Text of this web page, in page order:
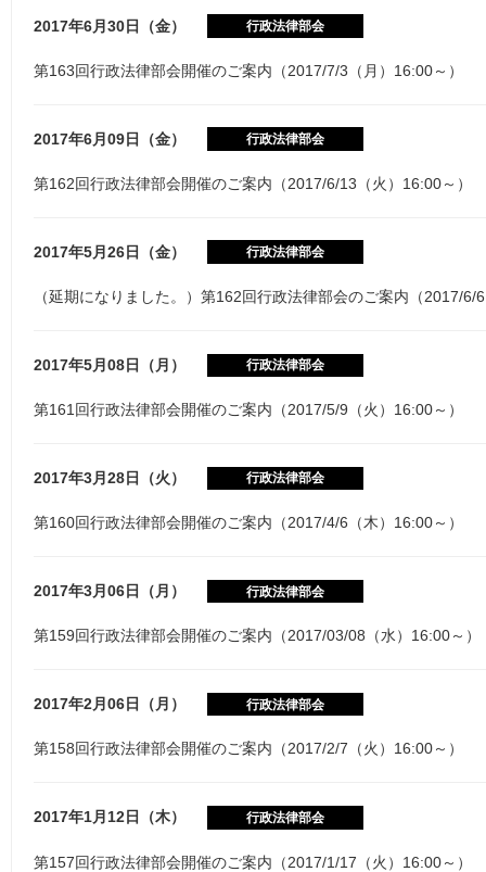
2017年6月30日（金） 行政法律部会
第163回行政法律部会開催のご案内（2017/7/3（月）16:00～）
2017年6月09日（金） 行政法律部会
第162回行政法律部会開催のご案内（2017/6/13（火）16:00～）
2017年5月26日（金） 行政法律部会
（延期になりました。）第162回行政法律部会のご案内（2017/6/
2017年5月08日（月） 行政法律部会
第161回行政法律部会開催のご案内（2017/5/9（火）16:00～）
2017年3月28日（火） 行政法律部会
第160回行政法律部会開催のご案内（2017/4/6（木）16:00～）
2017年3月06日（月） 行政法律部会
第159回行政法律部会開催のご案内（2017/03/08（水）16:00～）
2017年2月06日（月） 行政法律部会
第158回行政法律部会開催のご案内（2017/2/7（火）16:00～）
2017年1月12日（木） 行政法律部会
第157回行政法律部会開催のご案内（2017/1/17（火）16:00～）